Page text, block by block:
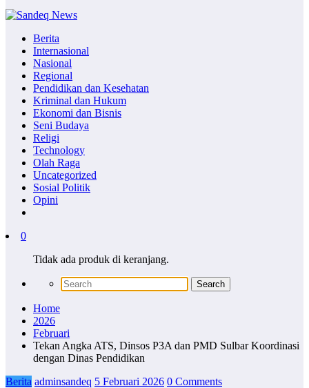
Berita
Internasional
Nasional
Regional
Pendidikan dan Kesehatan
Kriminal dan Hukum
Ekonomi dan Bisnis
Seni Budaya
Religi
Technology
Olah Raga
Uncategorized
Sosial Politik
Opini
0
Tidak ada produk di keranjang.
Home
2026
Februari
Tekan Angka ATS, Dinsos P3A dan PMD Sulbar Koordinasi
dengan Dinas Pendidikan
Berita adminsandeq 5 Februari 2026 0 Comments